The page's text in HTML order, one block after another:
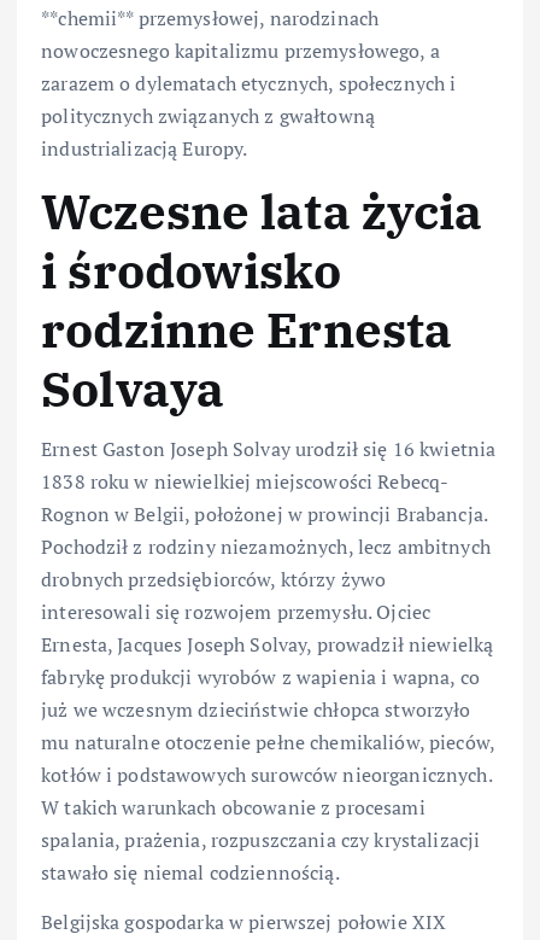
**chemii** przemysłowej, narodzinach
nowoczesnego kapitalizmu przemysłowego, a
zarazem o dylematach etycznych, społecznych i
politycznych związanych z gwałtowną
industrializacją Europy.
Wczesne lata życia
i środowisko
rodzinne Ernesta
Solvaya
Ernest Gaston Joseph Solvay urodził się 16 kwietnia
1838 roku w niewielkiej miejscowości Rebecq-
Rognon w Belgii, położonej w prowincji Brabancja.
Pochodził z rodziny niezamożnych, lecz ambitnych
drobnych przedsiębiorców, którzy żywo
interesowali się rozwojem przemysłu. Ojciec
Ernesta, Jacques Joseph Solvay, prowadził niewielką
fabrykę produkcji wyrobów z wapienia i wapna, co
już we wczesnym dzieciństwie chłopca stworzyło
mu naturalne otoczenie pełne chemikaliów, pieców,
kotłów i podstawowych surowców nieorganicznych.
W takich warunkach obcowanie z procesami
spalania, prażenia, rozpuszczania czy krystalizacji
stawało się niemal codziennością.
Belgijska gospodarka w pierwszej połowie XIX